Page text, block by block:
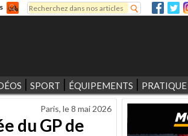
Formulaire de recherche
Rechercher
SPORT ÉQUIPEMENTS PRATIQUE
Paris, le8 mai 2026
du GP de